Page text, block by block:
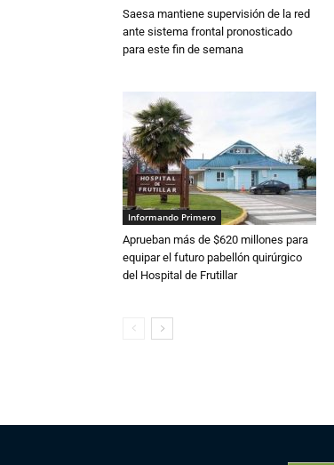
Saesa mantiene supervisión de la red
ante sistema frontal pronosticado
para este fin de semana
Informando Primero
Aprueban más de $620 millones para
equipar el futuro pabellón quirúrgico
del Hospital de Frutillar